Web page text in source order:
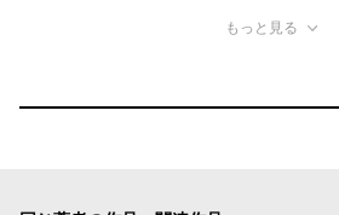
もっと見る